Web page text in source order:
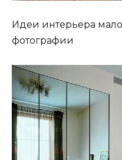
Идеи интерьера
фотографии